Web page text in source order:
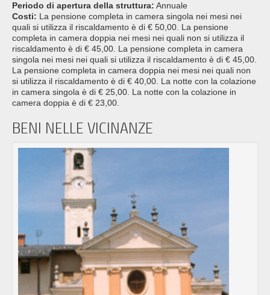
Periodo di apertura della struttura: Annuale
Costi: La pensione completa in camera singola nei mesi nei
quali si utilizza il riscaldamento è di € 50,00. La pensione
completa in camera doppia nei mesi nei quali non si utilizza il
riscaldamento è di € 45,00. La pensione completa in camera
singola nei mesi nei quali si utilizza il riscaldamento è di € 45,00.
La pensione completa in camera doppia nei mesi nei quali non
si utilizza il riscaldamento è di € 40,00. La notte con la colazione
in camera singola è di € 25,00. La notte con la colazione in
camera doppia è di € 23,00.
BENI NELLE VICINANZE